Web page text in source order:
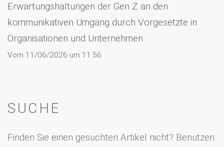
Erwartungshaltungen der Gen Z an den
kommunikativen Umgang durch Vorgesetzte in
Organisationen und Unternehmen
Vom 11/06/2026 um 11:56
SUCHE
Finden Sie einen gesuchten Artikel nicht? Benutzen